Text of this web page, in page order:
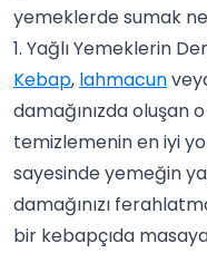
yemeklerde sumak
1. Yağlı Yemeklerin
Kebap, lahmacun
damağınızda oluşan
temizlemenin en iyi
sayesinde yemeğin
damağınızı
bir kebapçıda